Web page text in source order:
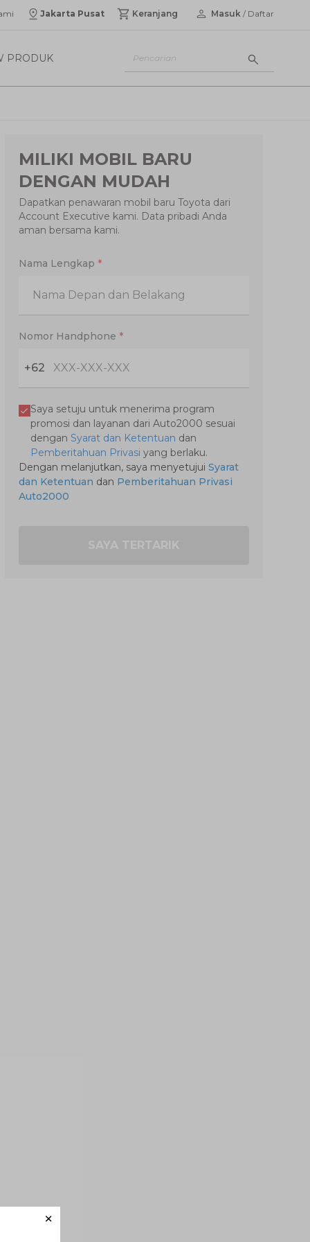
Jakarta Pusat Keranjang Masuk / Daftar
PRODUK
MILIKI MOBIL BARU
DENGAN MUDAH
Dapatkan penawaran mobil baru Toyota dari
Account Executive kami. Data pribadi Anda
aman bersama kami.
Nama Lengkap *
Nomor Handphone *
+62
Saya setuju untuk menerima program
promosi dan layanan dari Auto2000 sesuai
dengan Syarat dan Ketentuan dan
Pemberitahuan Privasi yang berlaku.
Dengan melanjutkan, saya menyetujui Syarat
dan Ketentuan dan Pemberitahuan Privasi
Auto2000